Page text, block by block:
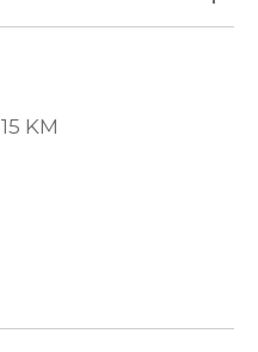
15 KM